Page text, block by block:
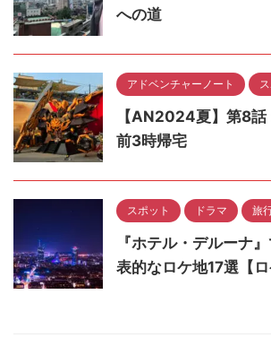
への道
アドベンチャーノート
【AN2024夏】第8話
前3時帰宅
スポット ドラマ 旅
『ホテル・デルーナ
表的なロケ地17選【ロ